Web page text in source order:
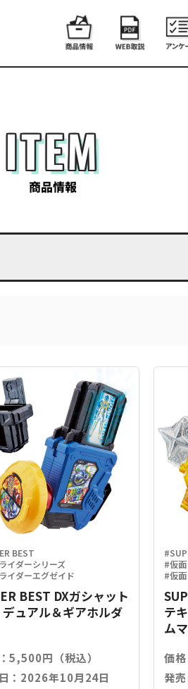
ITEM
商品情報
BEST
イダーシリーズ
イダーエグゼイド
BEST DXガシャット
デュアル＆ギアホルダ
5,500円（税込）
：2026年10月24日
#仮
#仮
テ
ム
価
発